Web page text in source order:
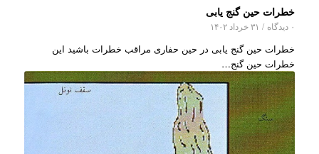
خطرات حین گنج یابی
۰ دیدگاه / ۳۱ خرداد ۱۴۰۲
خطرات حین گنج یابی در حین حفاری مراقب خطرات باشید این
خطرات حین گنج…